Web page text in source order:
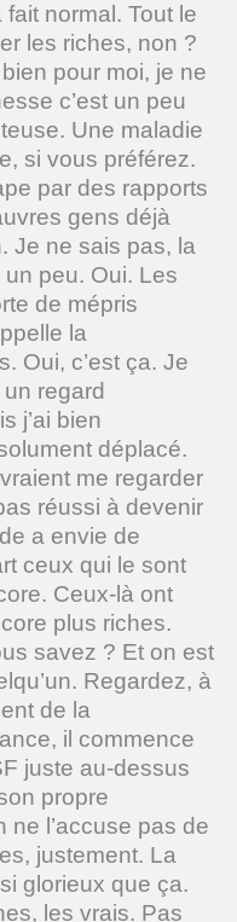
normal. Tout le
les riches, non ?
pour moi, je ne
c’est un peu
Une maladie
si vous préférez.
par des rapports
gens déjà
Je ne sais pas, la
peu. Oui. Les
de mépris
la
Oui, c’est ça. Je
regard
j’ai bien
déplacé.
me regarder
réussi à devenir
a envie de
ceux qui le sont
Ceux-là ont
plus riches.
savez ? Et on est
Regardez, à
de la
il commence
juste au-dessus
propre
ne l’accuse pas de
justement. La
glorieux que ça.
les vrais. Pas